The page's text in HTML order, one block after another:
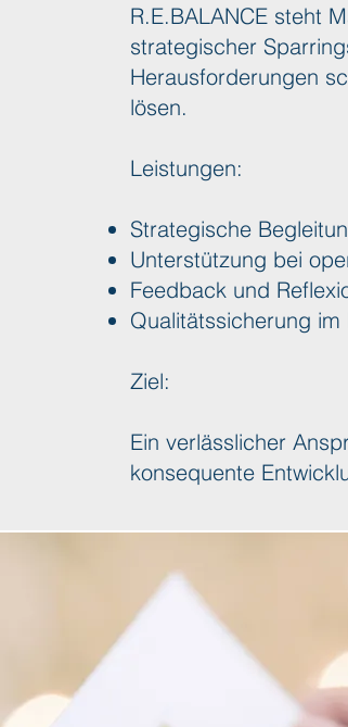
R.E.BALANCE steht
strategischer
Herausforderungen
lösen.
Leistungen:
Strategische
Unterstützung bei
Feedback und
Qualitätssicherung
Ziel:
Ein verlässlicher
konsequente